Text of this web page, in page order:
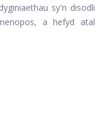
sy'n disodli
a hefyd atal